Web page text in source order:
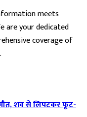
meets
are your dedicated
coverage of
शव से लिपटकर फूट-